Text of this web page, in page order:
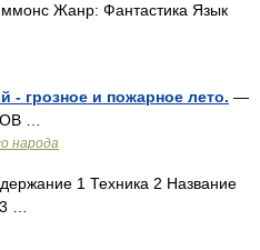
Жанр: Фантастика Язык
- грозное и пожарное лето. —
…
народа
1 Техника 2 Название
…